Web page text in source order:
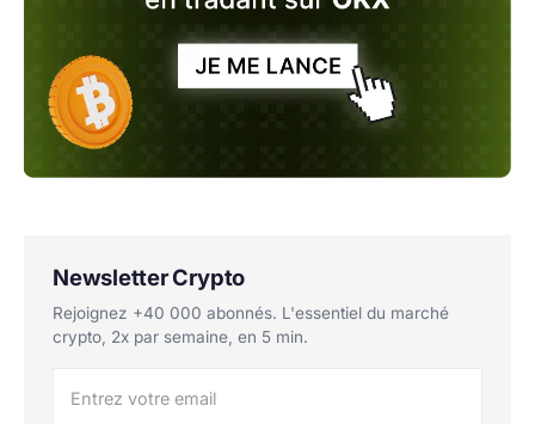
Newsletter Crypto
Rejoignez +40 000 abonnés. L'essentiel du marché
crypto, 2x par semaine, en 5 min.